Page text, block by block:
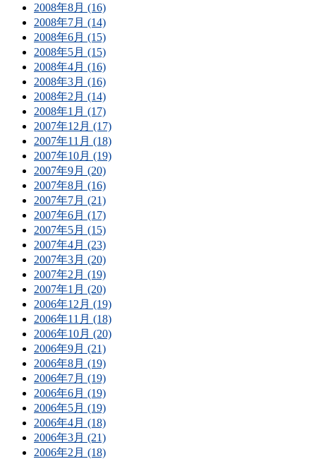
2008年8月 (16)
2008年7月 (14)
2008年6月 (15)
2008年5月 (15)
2008年4月 (16)
2008年3月 (16)
2008年2月 (14)
2008年1月 (17)
2007年12月 (17)
2007年11月 (18)
2007年10月 (19)
2007年9月 (20)
2007年8月 (16)
2007年7月 (21)
2007年6月 (17)
2007年5月 (15)
2007年4月 (23)
2007年3月 (20)
2007年2月 (19)
2007年1月 (20)
2006年12月 (19)
2006年11月 (18)
2006年10月 (20)
2006年9月 (21)
2006年8月 (19)
2006年7月 (19)
2006年6月 (19)
2006年5月 (19)
2006年4月 (18)
2006年3月 (21)
2006年2月 (18)